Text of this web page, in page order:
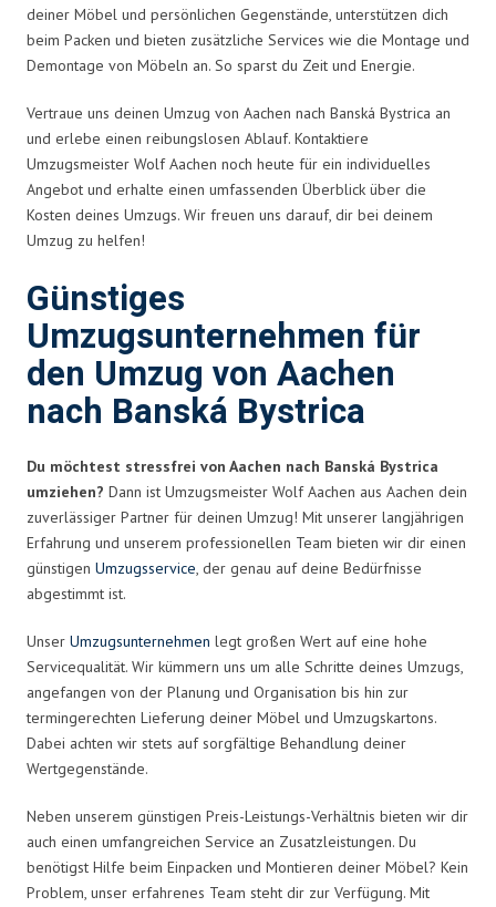
deiner Möbel und persönlichen Gegenstände, unterstützen dich
beim Packen und bieten zusätzliche Services wie die Montage und
Demontage von Möbeln an. So sparst du Zeit und Energie.
Vertraue uns deinen Umzug von Aachen nach Banská Bystrica an
und erlebe einen reibungslosen Ablauf. Kontaktiere
Umzugsmeister Wolf Aachen noch heute für ein individuelles
Angebot und erhalte einen umfassenden Überblick über die
Kosten deines Umzugs. Wir freuen uns darauf, dir bei deinem
Umzug zu helfen!
Günstiges
Umzugsunternehmen für
den Umzug von Aachen
nach Banská Bystrica
Du möchtest stressfrei von Aachen nach Banská Bystrica
umziehen? Dann ist Umzugsmeister Wolf Aachen aus Aachen dein
zuverlässiger Partner für deinen Umzug! Mit unserer langjährigen
Erfahrung und unserem professionellen Team bieten wir dir einen
günstigen Umzugsservice, der genau auf deine Bedürfnisse
abgestimmt ist.
Unser Umzugsunternehmen legt großen Wert auf eine hohe
Servicequalität. Wir kümmern uns um alle Schritte deines Umzugs,
angefangen von der Planung und Organisation bis hin zur
termingerechten Lieferung deiner Möbel und Umzugskartons.
Dabei achten wir stets auf sorgfältige Behandlung deiner
Wertgegenstände.
Neben unserem günstigen Preis-Leistungs-Verhältnis bieten wir dir
auch einen umfangreichen Service an Zusatzleistungen. Du
benötigst Hilfe beim Einpacken und Montieren deiner Möbel? Kein
Problem, unser erfahrenes Team steht dir zur Verfügung. Mit